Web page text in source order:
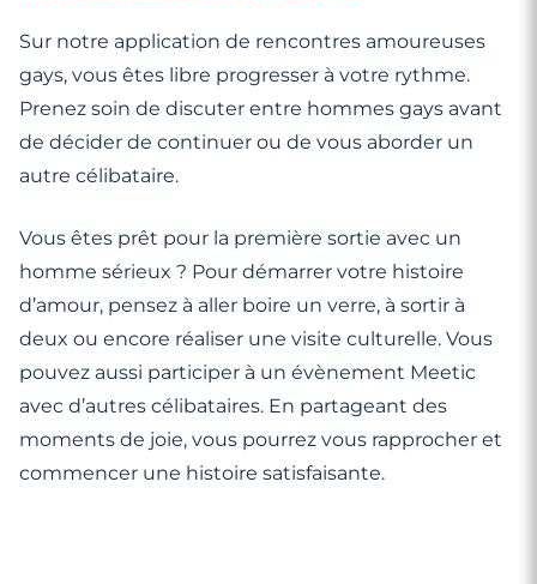
Sur notre application de rencontres amoureuses
gays, vous êtes libre progresser à votre rythme.
Prenez soin de discuter entre hommes gays avant
de décider de continuer ou de vous aborder un
autre célibataire.
Vous êtes prêt pour la première sortie avec un
homme sérieux ? Pour démarrer votre histoire
d’amour, pensez à aller boire un verre, à sortir à
deux ou encore réaliser une visite culturelle. Vous
pouvez aussi participer à un évènement Meetic
avec d’autres célibataires. En partageant des
moments de joie, vous pourrez vous rapprocher et
commencer une histoire satisfaisante.